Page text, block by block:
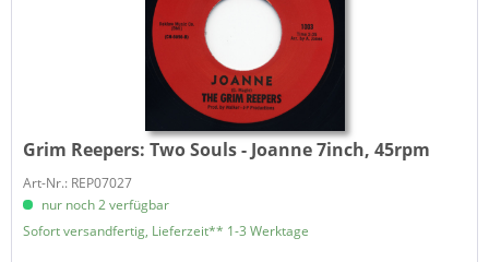
Grim Reepers: Two Souls - Joanne 7inch, 45rpm
Art-Nr.: REP07027
nur noch 2 verfügbar
Sofort versandfertig, Lieferzeit** 1-3 Werktage